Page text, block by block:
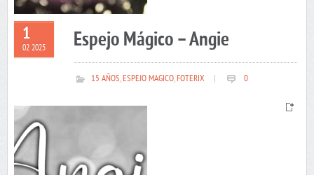
1
02 2025 Espejo Mágico – Angie
15 AÑOS,ESPEJO MAGICO,FOTERIX 0